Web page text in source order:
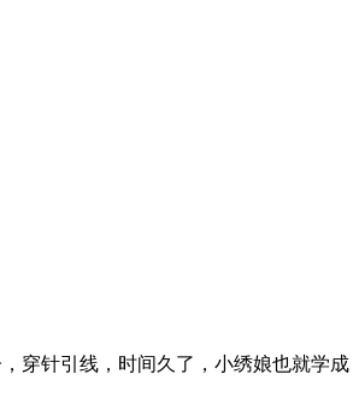
穿针引线，时间久了，小绣娘也就学成